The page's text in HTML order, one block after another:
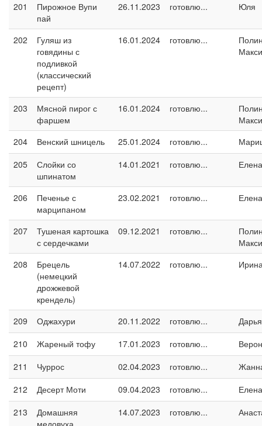
201
Пирожное Вупи
пай
26.11.2023 готовлю... Юля
202
Гуляш из
говядины с
подливкой
(классический
рецепт)
16.01.2024 готовлю...
203
Мясной пирог с
фаршем
16.01.2024 готовлю...
204
Венский шницель 25.01.2024 готовлю...
205
Слойки со
шпинатом
14.01.2021 готовлю...
206
Печенье с
марципаном
23.02.2021 готовлю...
207
Тушеная картошка
с сердечками
09.12.2021 готовлю...
208
Брецель
(немецкий
дрожжевой
крендель)
14.07.2022 готовлю...
209 Оджахури 20.11.2022 готовлю...
Дарья
210
Жареный тофу 17.01.2023 готовлю...
211
Чуррос 02.04.2023 готовлю...
212
Десерт Моти 09.04.2023 готовлю...
213
Домашняя
14.07.2023 готовлю...